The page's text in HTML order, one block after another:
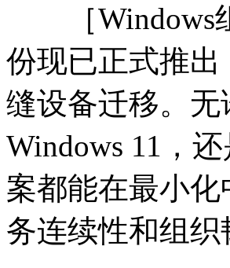
［Windows组
份现已正式推
缝设备迁移。
Windows 11，
案都能在最小
务连续性和组织